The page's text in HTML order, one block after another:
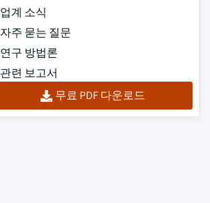
업계 소식
자주 묻는 질문
연구 방법론
관련 보고서
무료 PDF 다운로드